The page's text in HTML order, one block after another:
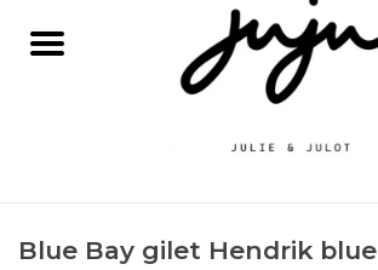
Kledij jongens
Schoenen
Blue Bay gilet Hendrik blue